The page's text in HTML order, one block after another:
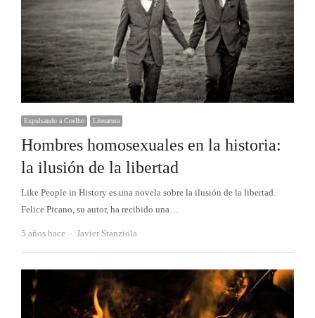
Expulsando a Coelho Literatura
Hombres homosexuales en la historia:
la ilusión de la libertad
Like People in History es una novela sobre la ilusión de la libertad.
Felice Picano, su autor, ha recibido una…
5 años hace Autor
Javier Stanziola